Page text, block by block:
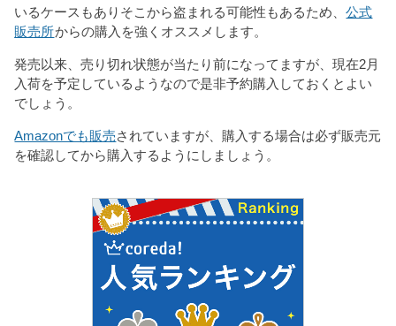
いるケースもありそこから盗まれる可能性もあるため、公式
販売所からの購入を強くオススメします。
発売以来、売り切れ状態が当たり前になってますが、現在2月
入荷を予定しているようなので是非予約購入しておくとよい
でしょう。
Amazonでも販売されていますが、購入する場合は必ず販売元
を確認してから購入するようにしましょう。